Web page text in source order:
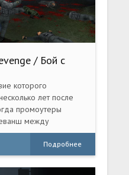
/ Бой с
которого
лет после
промоутеры
между
и дополняет сюжет
не нашедшие
Подробнее